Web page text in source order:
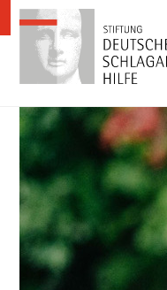
Zum Inhalt springen